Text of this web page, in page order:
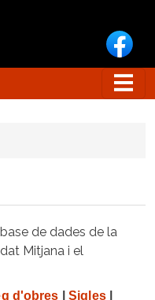
de dades de la
Mitjana i el
d'obres Sigles|